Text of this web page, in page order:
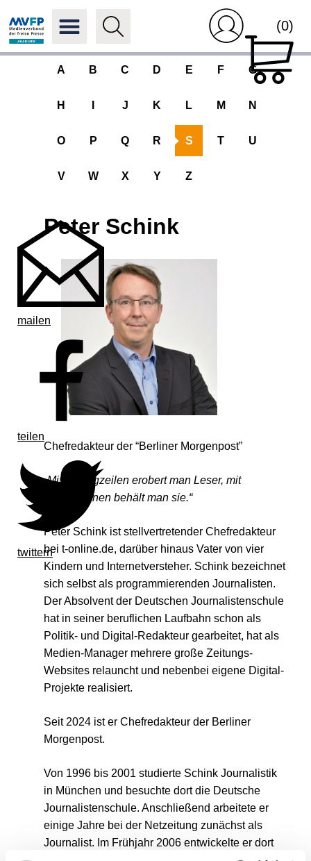
(0)
A B C D E F G
H J K L M N
O P Q R S T U
V W X Y Z
mailen
teilen
twittern
Peter Schink
Chefredakteur der “Berliner Morgenpost”
„Mit Schlagzeilen erobert man Leser, mit
Informationen behält man sie.“
Peter Schink ist stellvertretender Chefredakteur
bei t-online.de, darüber hinaus Vater von vier
Kindern und Internetversteher. Schink bezeichnet
sich selbst als programmierenden Journalisten.
Der Absolvent der Deutschen Journalistenschule
hat in seiner beruflichen Laufbahn schon als
Politik- und Digital-Redakteur gearbeitet, hat als
Medien-Manager mehrere große Zeitungs-
Websites relauncht und nebenbei eigene Digital-
Projekte realisiert.
Seit 2024 ist er Chefredakteur der Berliner
Morgenpost.
Von 1996 bis 2001 studierte Schink Journalistik
in München und besuchte dort die Deutsche
Journalistenschule. Anschließend arbeitete er
einige Jahre bei der Netzeitung zunächst als
Journalist. Im Frühjahr 2006 entwickelte er dort